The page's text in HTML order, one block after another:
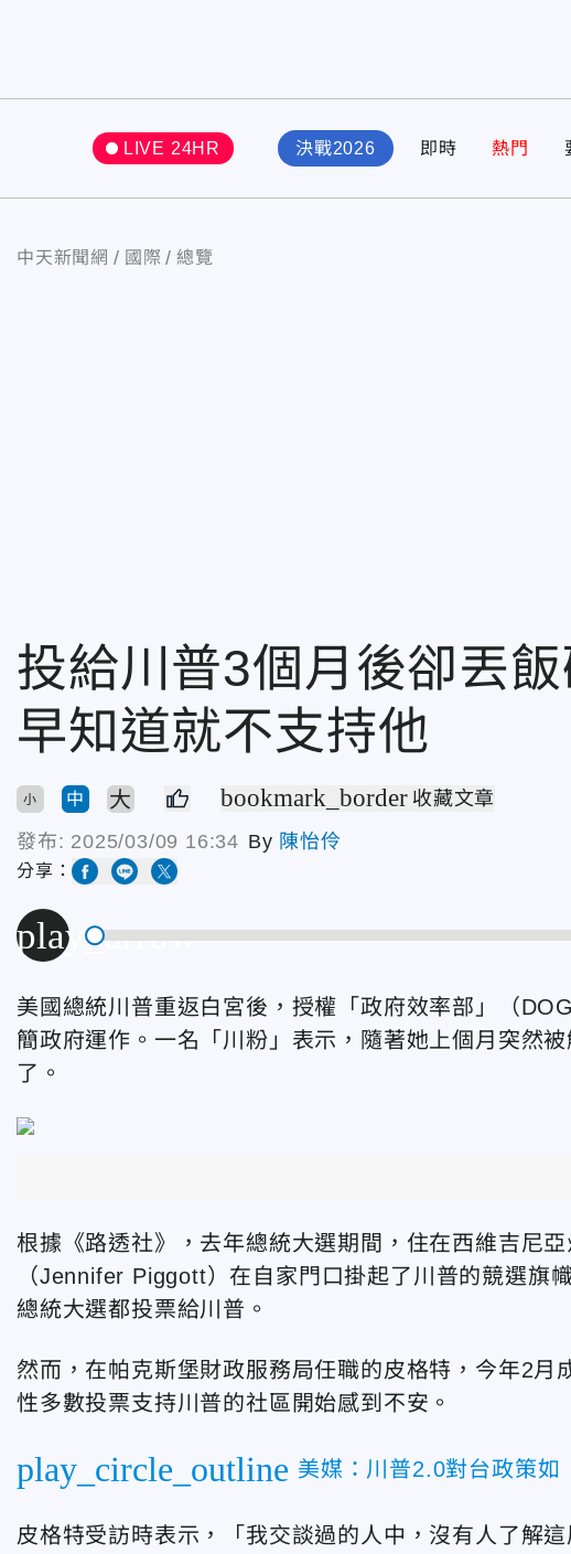
LIVE 24HR 決戰2026 即時 熱門
中天新聞網 國際 總覽
投給川普3個月後卻丟
早知道就不支持他
小 中 大 bookmark_border 收藏文章
發布: 2025/03/09 16:34 By 陳怡伶
分享：
play_arrow
美國總統川普重返白宮後， 授權「政府效率部」（
簡政府運作。一名
「川粉」表示，隨著她上個月突然
了。
根據《路透社》，去年總統大選期間，住在西維吉尼
（Jennifer Piggott）在自家門口掛起了川普的競選旗
總統大選都投票給川普。
然而，在帕克斯堡財政服務局任職的皮格特 ， 今年2月
性多數投票支持川普的社區開始感到不安。
play_circle_outline 美媒：川普2.0對台政策
皮格特受訪時表示，「我交談過的人中，沒有人了解